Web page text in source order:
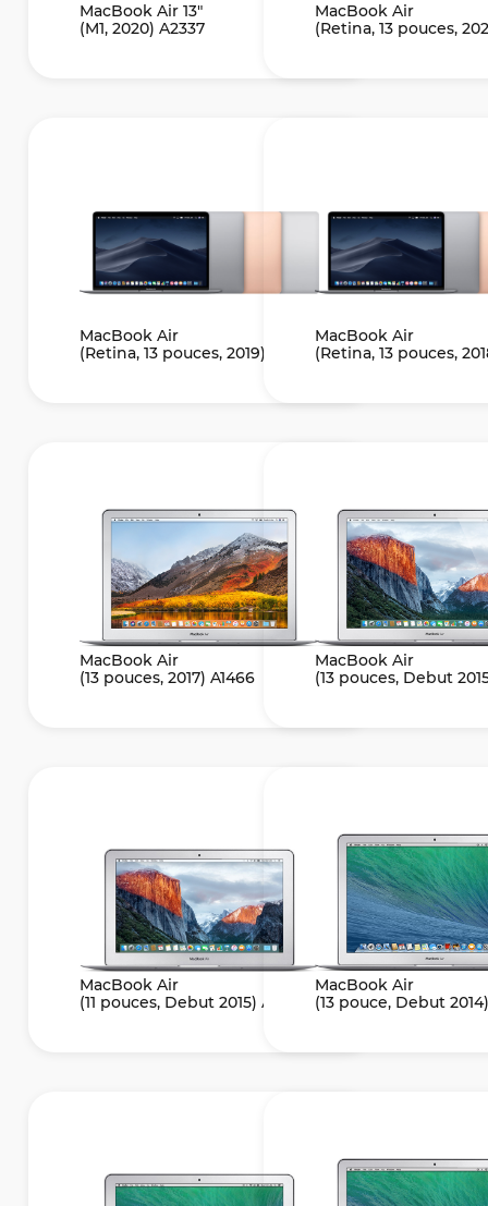
MacBook Air 13"
(M1, 2020) A2337
MacBook Air
(Retina, 13 pouces,
MacBook Air
(Retina, 13 pouces, 2019) A1932
MacBook Air
(Retina, 13 pouces,
MacBook Air
(13 pouces, 2017) A1466
MacBook Air
(13 pouces, Debut
MacBook Air
(11 pouces, Debut 2015) A1465
MacBook Air
(13 pouce, Debut